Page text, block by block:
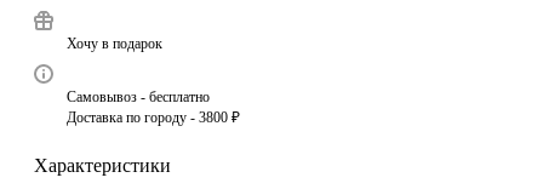
Хочу в подарок
Самовывоз - бесплатно
Доставка по городу - 3800 ₽
Характеристики